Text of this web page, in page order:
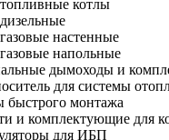
котлы
настенные
напольные
дымоходы и
для системы
быстрого монтажа
и комплектующие для
для ИБП